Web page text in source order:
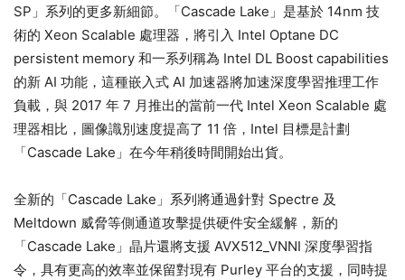
SP」系列的更多新細節。「Cascade Lake」是基於 14nm 技
術的 Xeon Scalable 處理器，將引入 Intel Optane DC
persistent memory 和一系列稱為 Intel DL Boost capabilities
的新 AI 功能，這種嵌入式 AI 加速器將加速深度學習推理工作
負載，與 2017 年 7 月推出的當前一代 Intel Xeon Scalable 處
理器相比，圖像識別速度提高了 11 倍，Intel 目標是計劃
「Cascade Lake」在今年稍後時間開始出貨。
全新的「Cascade Lake」系列將通過針對 Spectre 及
Meltdown 威脅等側通道攻擊提供硬件安全緩解，新的
「Cascade Lake」晶片還將支援 AVX512_VNNI 深度學習指
令，具有更高的效率並保留對現有 Purley 平台的支援，同時提